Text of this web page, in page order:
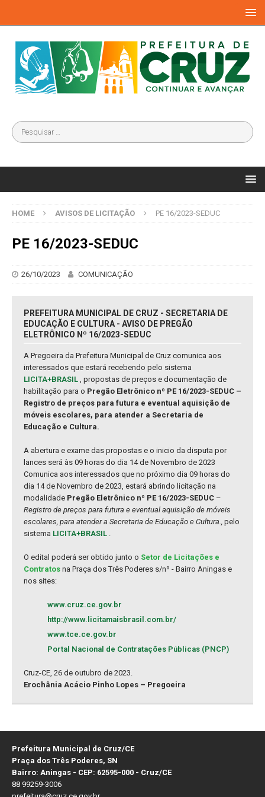
HOME AVISOS DE LICITAÇÃO PE 16/2023-SEDUC
PE 16/2023-SEDUC
26/10/2023 COMUNICAÇÃO
PREFEITURA MUNICIPAL DE CRUZ - SECRETARIA DE
EDUCAÇÃO E CULTURA - AVISO DE PREGÃO
ELETRÔNICO Nº 16/2023-SEDUC
A Pregoeira da Prefeitura Municipal de Cruz comunica aos
interessados que estará recebendo pelo sistema
LICITA+BRASIL , propostas de preços e documentação de
habilitação para o Pregão Eletrônico nº PE 16/2023-SEDUC –
Registro de preços para futura e eventual aquisição de
móveis escolares, para atender a Secretaria de
Educação e Cultura.
A abertura e exame das propostas e o inicio da disputa por
lances será às 09 horas do dia 14 de Novembro de 2023
Comunica aos interessados que no próximo dia 09 horas do
dia 14 de Novembro de 2023, estará abrindo licitação na
modalidade Pregão Eletrônico nº PE 16/2023-SEDUC –
Registro de preços para futura e eventual aquisição de móveis
escolares, para atender a Secretaria de Educação e Cultura., pelo
sistema LICITA+BRASIL .
O edital poderá ser obtido junto o Setor de Licitações e
Contratos na Praça dos Três Poderes s/nº - Bairro Aningas e
nos sites:
www.cruz.ce.gov.br
http://www.licitamaisbrasil.com.br/
www.tce.ce.gov.br
Portal Nacional de Contratações Públicas (PNCP)
Cruz-CE, 26 de outubro de 2023.
Erochânia Acácio Pinho Lopes – Pregoeira
Prefeitura Municipal de Cruz/CE
Praça dos Três Poderes, SN
Bairro: Aningas - CEP: 62595-000 - Cruz/CE
88 99259-3006